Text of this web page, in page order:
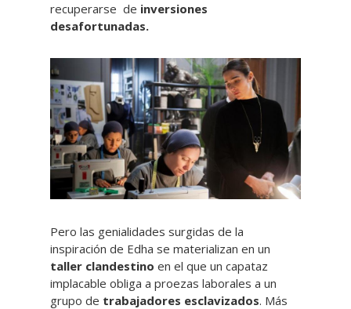
recuperarse de inversiones
desafortunadas.
Pero las genialidades surgidas de la
inspiración de Edha se materializan en un
taller clandestino en el que un capataz
implacable obliga a proezas laborales a un
grupo de trabajadores esclavizados. Más